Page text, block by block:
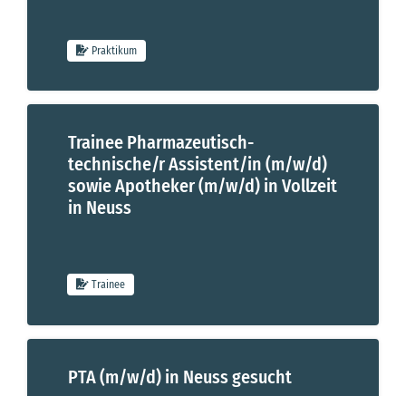
Praktikum
Pharmazeuten im Praktikum / PhiP (m/w/d) für Neuss und
Trainee Pharmazeutisch-
technische/r Assistent/in (m/w/d)
sowie Apotheker (m/w/d) in Vollzeit
in Neuss
Trainee
Pharmazeuten im Praktikum / PhiP (m/w/d) für Neuss und
PTA (m/w/d) in Neuss gesucht